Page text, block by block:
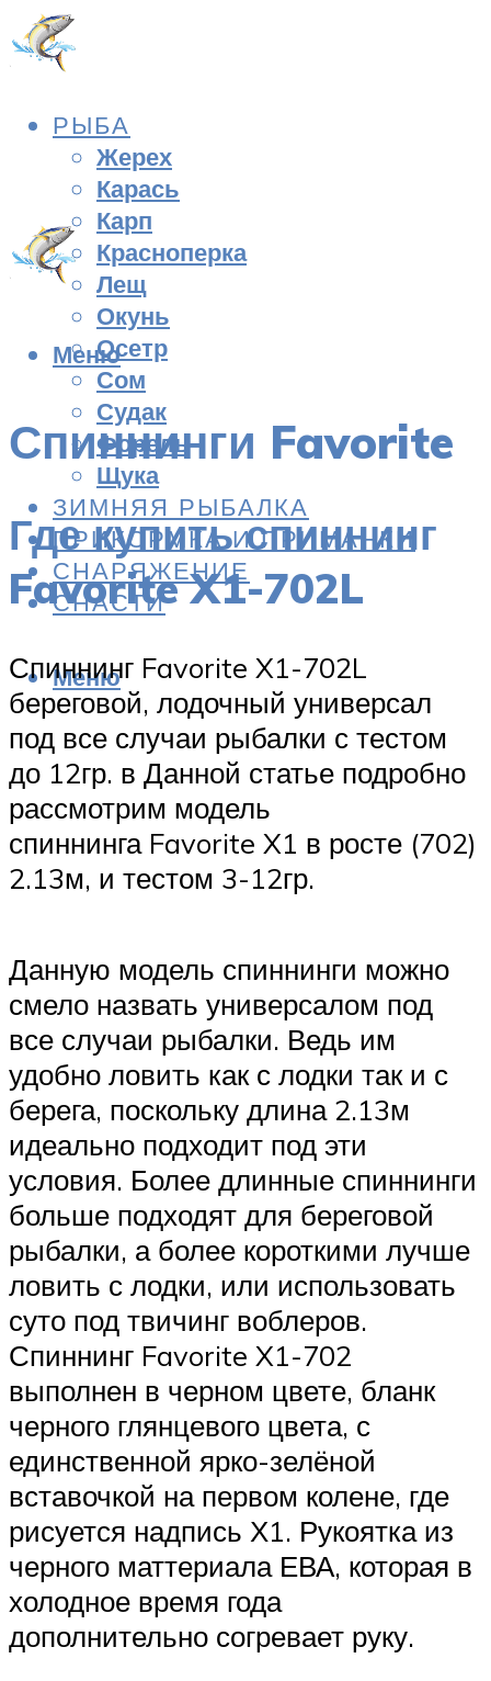
РЫБА
Жерех
Карась
Карп
Красноперка
Лещ
Окунь
Осетр
Сом
Судак
Форель
Щука
ЗИМНЯЯ РЫБАЛКА
ПРИКОРМКА И ПРИМАНКИ
СНАРЯЖЕНИЕ
СНАСТИ
Меню
Меню
Спиннинги Favorite
Где купить спиннинг
Favorite X1-702L
Спиннинг Favorite X1-702L
береговой, лодочный универсал
под все случаи рыбалки с тестом
до 12гр. в Данной статье подробно
рассмотрим модель
спиннинга Favorite X1 в росте (702)
2.13м, и тестом 3-12гр.
Данную модель спиннинги можно
смело назвать универсалом под
все случаи рыбалки. Ведь им
удобно ловить как с лодки так и с
берега, поскольку длина 2.13м
идеально подходит под эти
условия. Более длинные спиннинги
больше подходят для береговой
рыбалки, а более короткими лучше
ловить с лодки, или использовать
суто под твичинг воблеров.
Спиннинг Favorite X1-702
выполнен в черном цвете, бланк
черного глянцевого цвета, с
единственной ярко-зелёной
вставочкой на первом колене, где
рисуется надпись Х1. Рукоятка из
черного маттериала ЕВА, которая в
холодное время года
дополнительно согревает руку.